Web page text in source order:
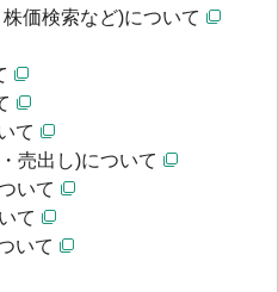
価検索など)について
て
売出し)について
いて
て
いて